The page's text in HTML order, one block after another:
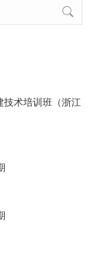
技术培训班（浙江